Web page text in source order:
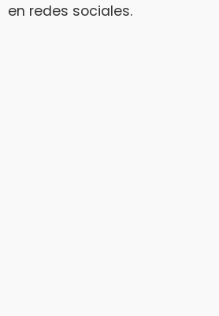
en redes sociales.